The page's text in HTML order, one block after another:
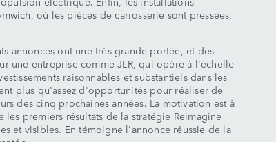
où les pièces de carrosserie sont pressées,
annoncés ont une très grande portée, et des
une entreprise comme JLR, qui opère à l'échelle
raisonnables et substantiels dans les
plus qu'assez d'opportunités pour réaliser de
des cinq prochaines années. La motivation est à
premiers résultats de la stratégie Reimagine
et visibles. En témoigne l'annonce réussie de la